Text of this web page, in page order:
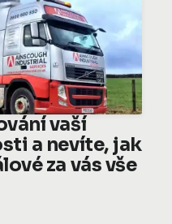
vaší
a nevíte, jak
za vás vše